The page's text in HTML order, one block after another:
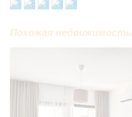
Ваш Email*
Похожая недвижимость